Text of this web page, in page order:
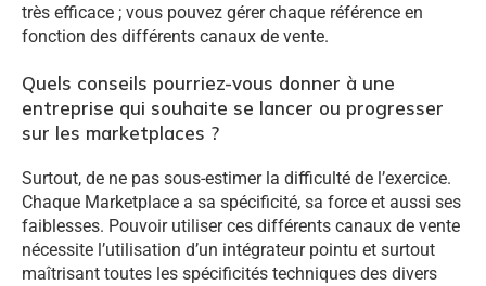
très efficace ; vous pouvez gérer chaque référence en
fonction des différents canaux de vente.
Quels conseils pourriez-vous donner à une
entreprise qui souhaite se lancer ou progresser
sur les marketplaces ?
Surtout, de ne pas sous-estimer la difficulté de l’exercice.
Chaque Marketplace a sa spécificité, sa force et aussi ses
faiblesses. Pouvoir utiliser ces différents canaux de vente
nécessite l’utilisation d’un intégrateur pointu et surtout
maîtrisant toutes les spécificités techniques des divers